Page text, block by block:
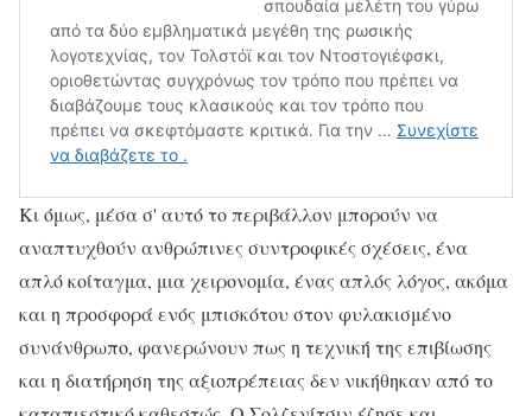
Κι όμως, μέσα σ' αυτό το περιβάλλον μπορούν να
αναπτυχθούν ανθρώπινες συντροφικές σχέσεις, ένα
απλό κοίταγμα, μια χειρονομία, ένας απλός λόγος, ακόμα
και η προσφορά ενός μπισκότου στον φυλακισμένο
συνάνθρωπο, φανερώνουν πως η τεχνική της επιβίωσης
και η διατήρηση της αξιοπρέπειας δεν νικήθηκαν από το